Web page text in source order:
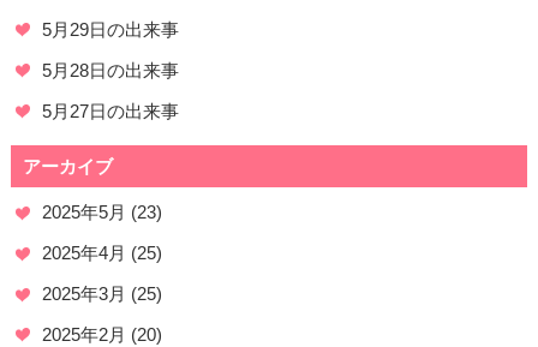
5月29日の出来事
5月28日の出来事
5月27日の出来事
アーカイブ
2025年5月 (23)
2025年4月 (25)
2025年3月 (25)
2025年2月 (20)